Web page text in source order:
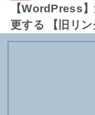
【WordPress
更する 【旧リン